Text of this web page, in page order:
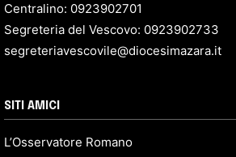
Centralino: 0923902701
Segreteria del Vescovo: 0923902733
segreteriavescovile@diocesimazara.it
SITI AMICI
L’Osservatore Romano